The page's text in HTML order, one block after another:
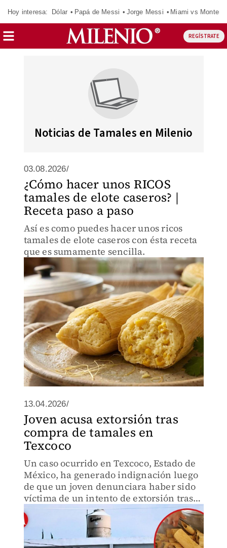
Hoy interesa: Dólar Papá de Messi Jorge Messi Miami vs
REGÍSTRATE
Noticias de Tamales en Milenio
03.08.2026/
¿Cómo hacer unos RICOS
tamales de elote caseros? |
Receta paso a paso
Así es como puedes hacer unos ricos
tamales de elote caseros con ésta receta
que es sumamente sencilla.
13.04.2026/
Joven acusa extorsión tras
compra de tamales en
Texcoco
Un caso ocurrido en Texcoco, Estado de
México, ha generado indignación luego
de que un joven denunciara haber sido
víctima de un intento de extorsión tras
comprar alimentos en la vía pública.